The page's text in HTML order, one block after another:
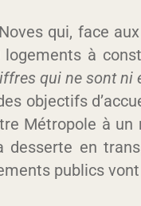
qui, face
à
qui ne sont ni
objectifs
Métropole à
desserte en
publics